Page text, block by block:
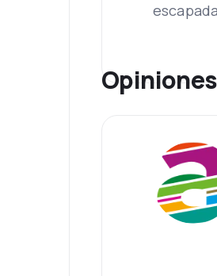
Opiniones